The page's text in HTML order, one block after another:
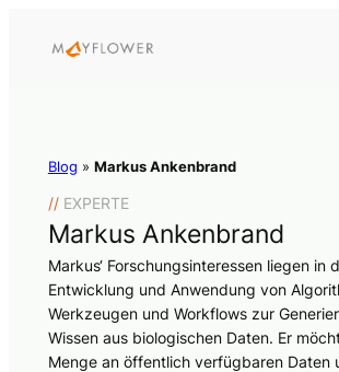
Blog » Markus Ankenbrand
//EXPERTE
Markus Ankenbrand
Markus‘ Forschungsinteressen liegen in
Entwicklung und Anwendung von
Werkzeugen und Workflows zur
Wissen aus biologischen Daten. Er
Menge an öffentlich verfügbaren Daten